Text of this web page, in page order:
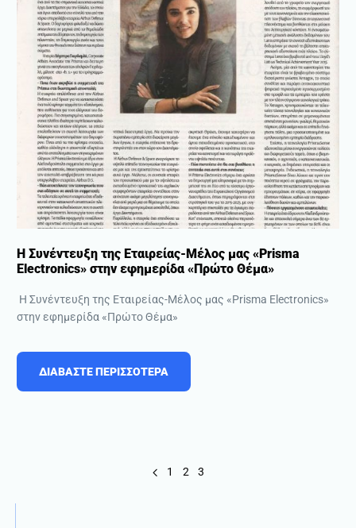
Η Συνέντευξη της Εταιρείας-Μέλος μας «Prisma
Electronics» στην εφημερίδα «Πρώτο Θέμα»
Η Συνέντευξη της Εταιρείας-Μέλος μας «Prisma Electronics»
στην εφημερίδα «Πρώτο Θέμα»
ΔΙΑΒΑΣΤΕ ΠΕΡΙΣΣΟΤΕΡΑ
1 2 3